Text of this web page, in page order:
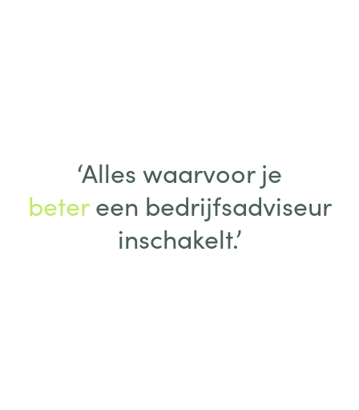
‘Alles waarvoor je
betereen bedrijfsadviseur
inschakelt.’